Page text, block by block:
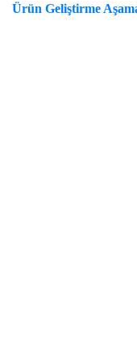
Ürün Geliştirme